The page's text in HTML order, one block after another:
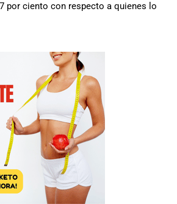
por ciento con respecto a quienes lo